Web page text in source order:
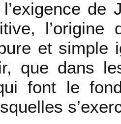
et simple
que dans
font le